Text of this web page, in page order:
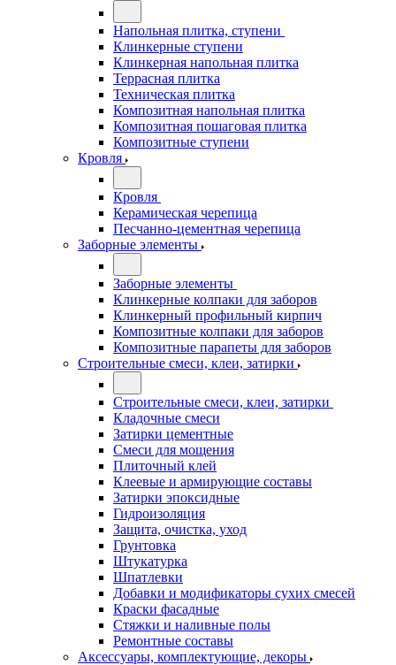
Напольная плитка, ступени
Клинкерные ступени
Клинкерная напольная плитка
Террасная плитка
Техническая плитка
Композитная напольная плитка
Композитная пошаговая плитка
Композитные ступени
Кровля
Кровля
Керамическая черепица
Песчанно-цементная черепица
Заборные элементы
Заборные элементы
Клинкерные колпаки для заборов
Клинкерный профильный кирпич
Композитные колпаки для заборов
Композитные парапеты для заборов
Строительные смеси, клеи, затирки
Строительные смеси, клеи, затирки
Кладочные смеси
Затирки цементные
Смеси для мощения
Плиточный клей
Клеевые и армирующие составы
Затирки эпоксидные
Гидроизоляция
Защита, очистка, уход
Грунтовка
Штукатурка
Шпатлевки
Добавки и модификаторы сухих смесей
Краски фасадные
Стяжки и наливные полы
Ремонтные составы
Аксессуары, комплектующие, декоры